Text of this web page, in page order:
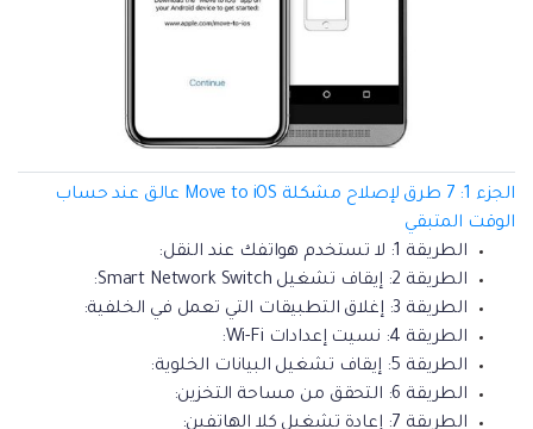
الجزء 1: 7 طرق لإصلاح مشكلة Move to iOS عالق عند حساب
الوقت المتبقي
الطريقة 1: لا تستخدم هواتفك عند النقل:
الطريقة 2: إيقاف تشغيل Smart Network Switch:
الطريقة 3: إغلاق التطبيقات التي تعمل في الخلفية:
الطريقة 4: نسيت إعدادات Wi-Fi:
الطريقة 5: إيقاف تشغيل البيانات الخلوية:
الطريقة 6: التحقق من مساحة التخزين:
الطريقة 7: إعادة تشغيل كلا الهاتفين: